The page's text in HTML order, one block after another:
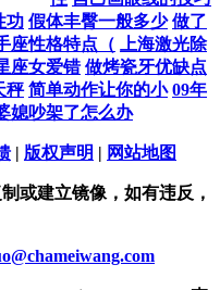
功 假体丰臀一般多少 做了
座性格特点（
上海激光除
座女爱错 做烤瓷牙优缺点
秤 简单动作让你的小 09年
媳吵架了怎么办
| 版权声明 | 网站地图
或建立镜像，如有违反，